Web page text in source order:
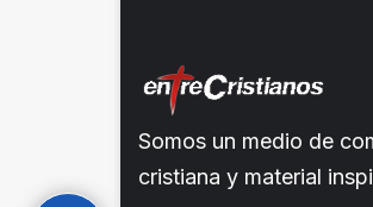
Somos un medio de
cristiana y material